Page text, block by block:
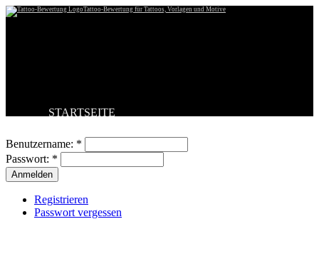
Tattoo-Bewertung für Tattoos, Vorlagen und Motive
STARTSEITE
BESTE TATTOOS
NEUESTE TATTOOS
KOMMENTARE
FORUM
Benutzername: *
Passwort: *
Registrieren
Passwort vergessen